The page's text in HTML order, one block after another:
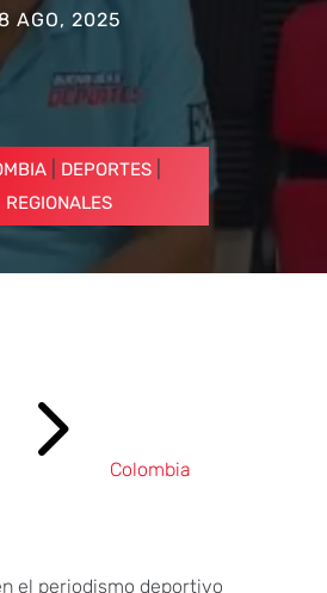
8 AGO, 2025
5 Colombia
el periodismo deportivo
| DEPORTES|
REGIONALES